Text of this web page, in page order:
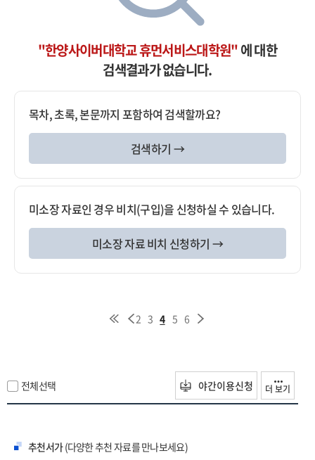
"한양사이버대학교 휴먼서비스대학원"에 대한
검색결과가 없습니다.
목차, 초록, 본문까지 포함하여 검색할까요?
검색하기 →
미소장 자료인 경우 비치(구입)을 신청하실 수 있습니다.
미소장 자료 비치 신청하기 →
2 3 4 5 6
전체선택 야간이용신청 더 보기
추천서가(다양한 추천 자료를 만나보세요)